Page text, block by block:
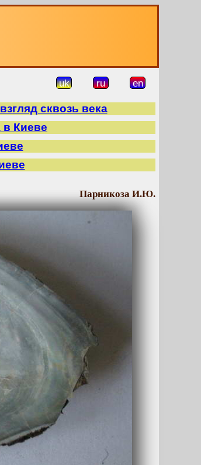
uk ru en
сквозь века
в Киеве
Парникоза И.Ю.